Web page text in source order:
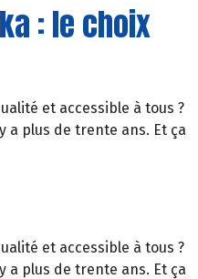
: le choix
et accessible à tous ?
a plus de trente ans. Et ça
et accessible à tous ?
a plus de trente ans. Et ça